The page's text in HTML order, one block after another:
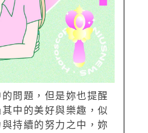
問題，但是妳也提醒
中的美好與樂趣，似
持續的努力之中，妳